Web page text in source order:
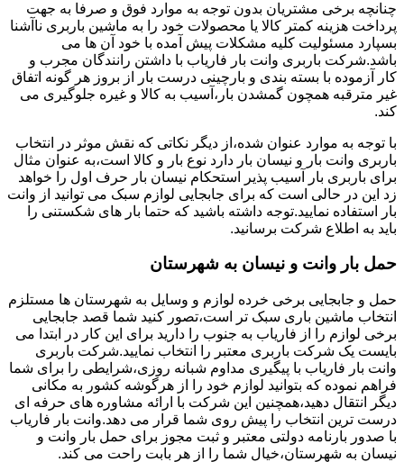
چنانچه برخی مشتریان بدون توجه به موارد فوق و صرفا به جهت
پرداخت هزینه کمتر کالا یا محصولات خود را به ماشین باربری ناآشنا
بسپارد مسئولیت کلیه مشکلات پیش آمده با خود آن ها می
باشد.شرکت باربری وانت بار فاریاب با داشتن رانندگان مجرب و
کار آزموده با بسته بندی و بارچینی درست بار از بروز هر گونه اتفاق
غیر مترقبه همچون گمشدن بار،آسیب به کالا و غیره جلوگیری می
کند.
با توجه به موارد عنوان شده،از دیگر نکاتی که نقش موثر در انتخاب
باربری وانت بار و نیسان بار دارد نوع بار و کالا است،به عنوان مثال
برای باربری بار آسیب پذیر استحکام نیسان بار حرف اول را خواهد
زد این در حالی است که برای جابجایی لوازم سبک می توانید از وانت
بار استفاده نمایید.توجه داشته باشید که حتما بار های شکستنی را
باید به اطلاع شرکت برسانید.
حمل بار وانت و نیسان به شهرستان
حمل و جابجایی برخی خرده لوازم و وسایل به شهرستان ها مستلزم
انتخاب ماشین باری سبک تر است،تصور کنید شما قصد جابجایی
برخی لوازم را از فاریاب به جنوب را دارید برای این کار در ابتدا می
بایست یک شرکت باربری معتبر را انتخاب نمایید.شرکت باربری
وانت بار فاریاب با پیگیری مداوم شبانه روزی،شرایطی را برای شما
فراهم نموده که بتوانید لوازم خود را از هرگوشه کشور به مکانی
دیگر انتقال دهید،همچنین این شرکت با ارائه مشاوره های حرفه ای
درست ترین انتخاب را پیش روی شما قرار می دهد.وانت بار فاریاب
با صدور بارنامه دولتی معتبر و ثبت مجوز برای حمل بار وانت و
نیسان به شهرستان،خیال شما را از هر بابت راحت می کند.